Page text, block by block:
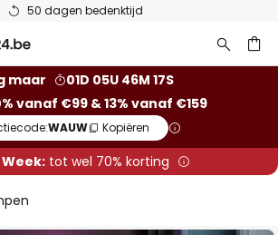
50 dagen bedenktijd
maar
01D 05U 46M 16S
vanaf €99 & 13% vanaf €159
WAUW Kopiëren
tot wel 70% korting